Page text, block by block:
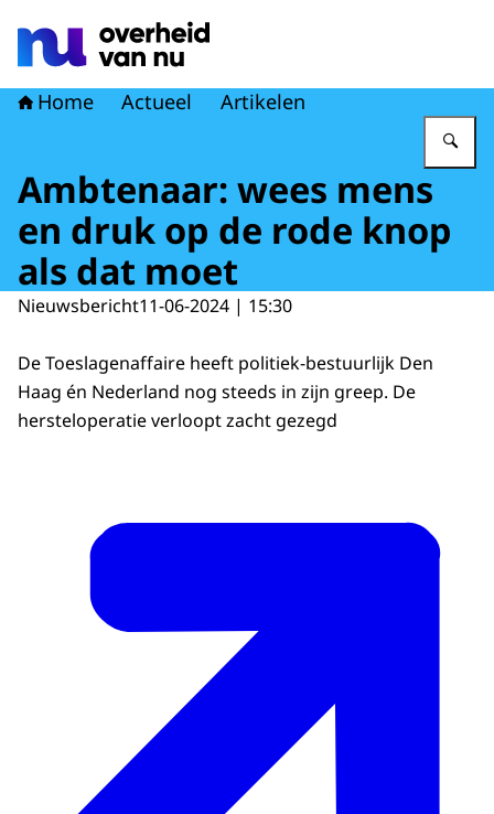
Home Actueel Artikelen
Ambtenaar: wees mens
en druk op de rode knop
als dat moet
Nieuwsbericht11-06-2024 | 15:30
De Toeslagenaffaire heeft politiek-bestuurlijk Den
Haag én Nederland nog steeds in zijn greep. De
hersteloperatie verloopt zacht gezegd